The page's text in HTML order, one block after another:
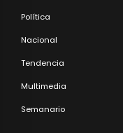
Política
Nacional
Tendencia
Multimedia
Semanario